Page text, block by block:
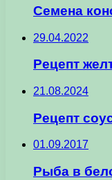
Семена
29.04.2022
Рецепт
21.08.2024
Рецепт
01.09.2017
Рыба в